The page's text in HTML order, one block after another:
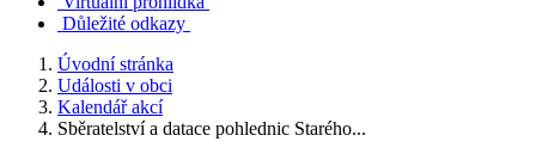
Důležité odkazy
Úvodní stránka
Události v obci
Kalendář akcí
Sběratelství a datace pohlednic Starého...